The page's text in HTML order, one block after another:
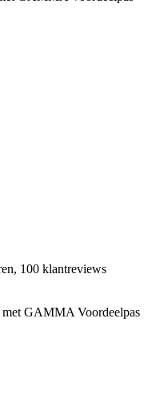
100 klantreviews
GAMMA Voordeelpas